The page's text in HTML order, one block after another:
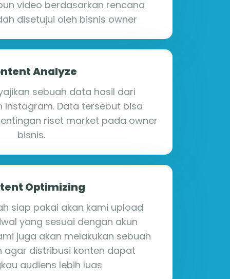
video berdasarkan rencana
disetujui oleh bisnis owner
Analyze
sebuah data hasil dari
Instagram. Data tersebut bisa
riset market pada owner
bisnis.
Optimizing
siap pakai akan kami upload
yang sesuai dengan akun
juga akan melakukan sebuah
agar distribusi konten dapat
audiens lebih luas